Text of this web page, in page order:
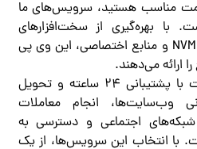
مناسب هستید، سرویس‌های ما
با بهره‌گیری از سخت‌افزارهای
قدرتمند، هاردهای پرسرعت NVMe و منابع اختصاصی، این وی‌ پی‌
ارائه می‌دهند.
اردرهاست با پشتیبانی ۲۴ ساعته و تحویل
وب‌سایت‌ها، انجام معاملات
شبکه‌های اجتماعی و دسترسی به
انتخاب این سرویس‌ها، از یک